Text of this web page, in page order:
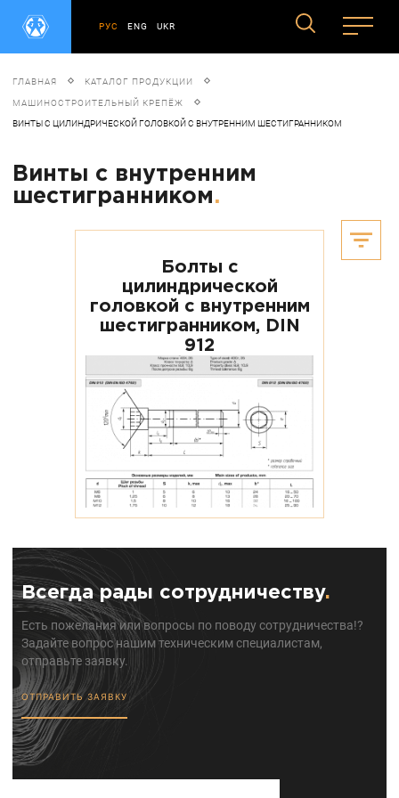
РУС ENG UKR
ГЛАВНАЯ КАТАЛОГ ПРОДУКЦИИ
МАШИНОСТРОИТЕЛЬНЫЙ КРЕПЁЖ
ВИНТЫ С ЦИЛИНДРИЧЕСКОЙ ГОЛОВКОЙ С ВНУТРЕННИМ ШЕСТИГРАННИКОМ
Винты с внутренним
шестигранником.
Болты с
цилиндрической
головкой с внутренним
шестигранником, DIN
912
Всегда рады сотрудничеству.
Есть пожелания или вопросы по поводу сотрудничества!?
Задайте вопрос нашим техническим специалистам,
отправьте заявку.
ОТПРАВИТЬ ЗАЯВКУ